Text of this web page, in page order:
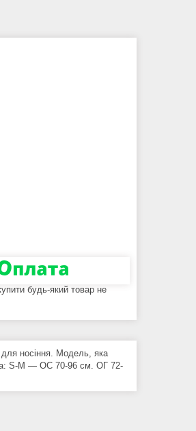
будь-який товар не
для носіння. Модель, яка
S-М — ОС 70-96 см. ОГ 72-